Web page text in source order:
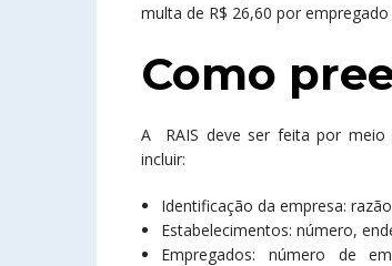
multa de R$ 26,60 por
Como
A RAIS deve ser feita por meio
incluir:
Identificação da empresa:
Estabelecimentos: número,
Empregados: número de